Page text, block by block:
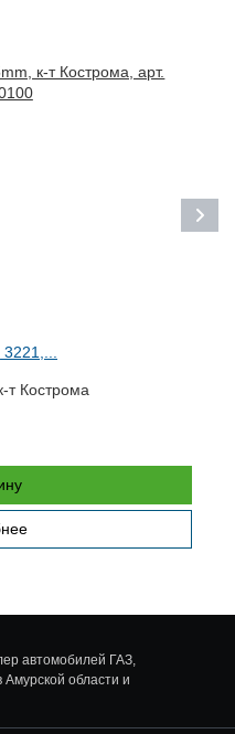
т Кострома
автомобилей ГАЗ,
области и